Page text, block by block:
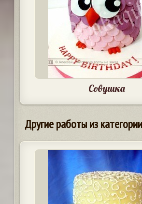
Совушка
Другие работы из